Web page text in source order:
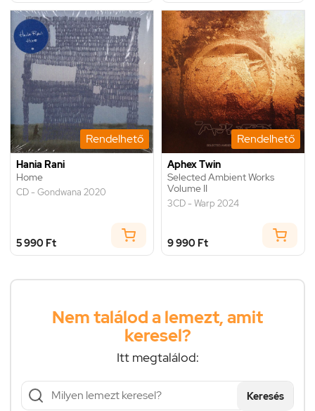
Rendelhető
Hania Rani
Home
CD - Gondwana 2020
5 990 Ft
Rendelhető
Aphex Twin
Selected Ambient Works
Volume II
3CD - Warp 2024
9 990 Ft
Nem találod a lemezt, amit
keresel?
Itt megtalálod:
Keresés